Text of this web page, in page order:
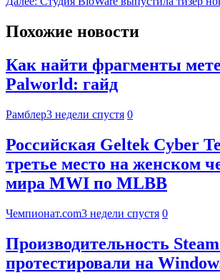
Похожие новости
Как найти фрагменты
Palworld: гайд
Рамблер3 недели спустя 0
Российская Geltek Cyber
третье место на женском
мира MWI по MLBB
Чемпионат.com3 недели спустя 0
Производительность
протестировали на